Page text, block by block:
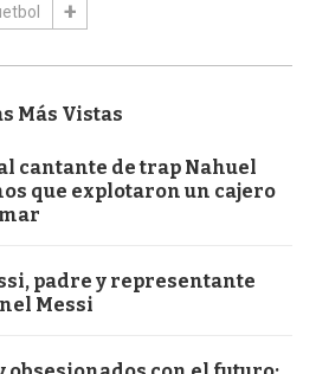
Más Vistas
cantante de trap Nahuel
que explotaron un cajero
padre y representante
Messi